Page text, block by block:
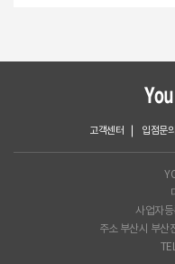
고객센터 입점문의
사업자
주소 부산시 부산